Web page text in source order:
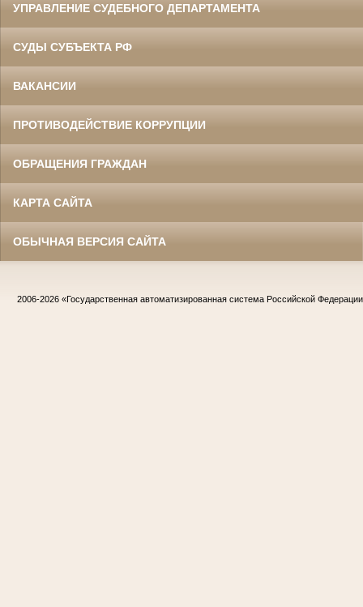
УПРАВЛЕНИЕ СУДЕБНОГО ДЕПАРТАМЕНТА
СУДЫ СУБЪЕКТА РФ
ВАКАНСИИ
ПРОТИВОДЕЙСТВИЕ КОРРУПЦИИ
ОБРАЩЕНИЯ ГРАЖДАН
КАРТА САЙТА
ОБЫЧНАЯ ВЕРСИЯ САЙТА
2006-2026 «Государственная автоматизированная система Российской